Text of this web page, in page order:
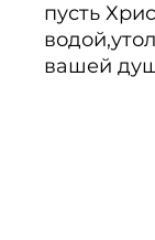
пусть
вашей